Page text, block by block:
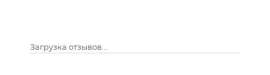
Загрузка отзывов...